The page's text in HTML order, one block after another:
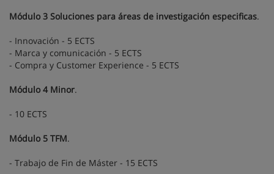
Módulo 3 Soluciones para áreas de investigación especificas.
- Innovación - 5 ECTS
- Marca y comunicación - 5 ECTS
- Compra y Customer Experience - 5 ECTS
Módulo 4 Minor.
- 10 ECTS
Módulo 5 TFM.
- Trabajo de Fin de Máster - 15 ECTS